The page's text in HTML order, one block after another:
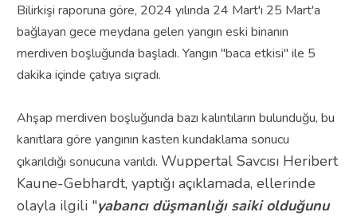
Bilirkişi raporuna göre, 2024 yılında 24 Mart'ı 25 Mart'a
bağlayan gece meydana gelen yangın eski binanın
merdiven boşluğunda başladı. Yangın "baca etkisi" ile 5
dakika içinde çatıya sıçradı.
Ahşap merdiven boşluğunda bazı kalıntıların bulunduğu, bu
kanıtlara göre yangının kasten kundaklama sonucu
çıkarıldığı sonucuna varıldı. Wuppertal Savcısı Heribert
Kaune-Gebhardt, yaptığı açıklamada, ellerinde
olayla ilgili "yabancı düşmanlığı saiki olduğunu